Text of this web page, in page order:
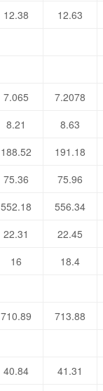
12.38 12.63
7.065 7.2078
8.21 8.63
188.52 191.18
75.36 75.96
552.18 556.34
22.31 22.45
16 18.4
710.89 713.88
40.84 41.31